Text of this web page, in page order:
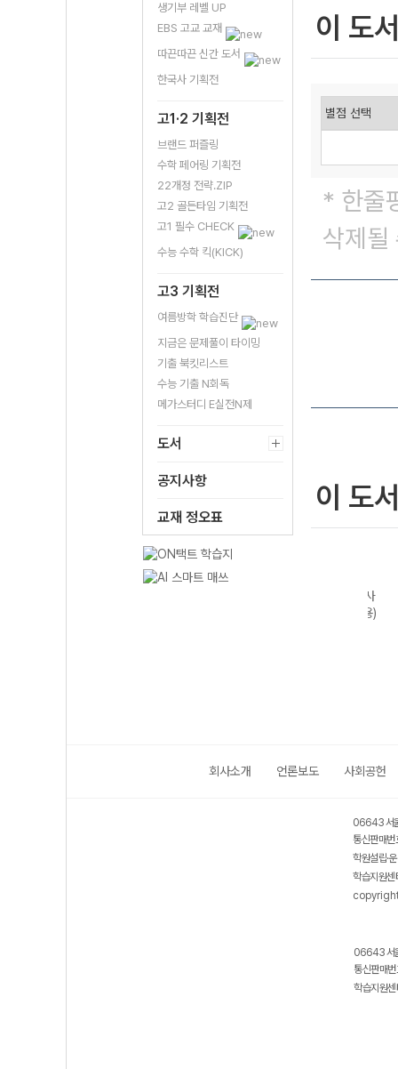
생기부 레벨 UP
EBS 고교 교재
따끈따끈 신간 도서
한국사 기획전
고1·2 기획전
브랜드 퍼즐링
수학 페어링 기획전
22개정 전략.ZIP
고2 골든타임 기획전
고1 필수 CHECK
수능 수학 킥(KICK)
고3 기획전
여름방학 학습진단
지금은 문제풀이 타이밍
기출 북킷리스트
수능 기출 N회독
메가스터디 E실전N제
도서
공지사항
교재 정오표
이 도
* 한줄
삭제될
이 도
완자
회사소개 언론보도 사회공헌
06643 서
통신판매
학원설립·
학습지원
06643 서
통신판매
학습지원